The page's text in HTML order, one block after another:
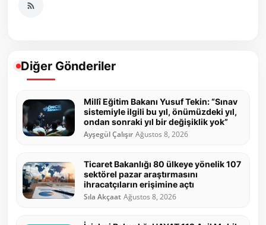
Diğer Gönderiler
Millî Eğitim Bakanı Yusuf Tekin: “Sınav
sistemiyle ilgili bu yıl, önümüzdeki yıl,
ondan sonraki yıl bir değişiklik yok”
Ayşegül Çalışır Ağustos 8, 2026
Ticaret Bakanlığı 80 ülkeye yönelik 107
sektörel pazar araştırmasını
ihracatçıların erişimine açtı
Sıla Akçaat Ağustos 8, 2026